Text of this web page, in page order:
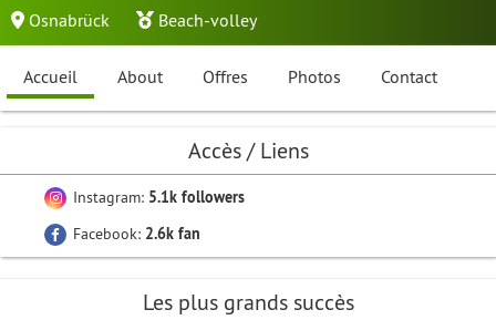
Osnabrück Beach-volley
Accueil About Offres Photos Contact
Accès / Liens
Instagram: 5.1k followers
Facebook: 2.6k fan
Les plus grands succès